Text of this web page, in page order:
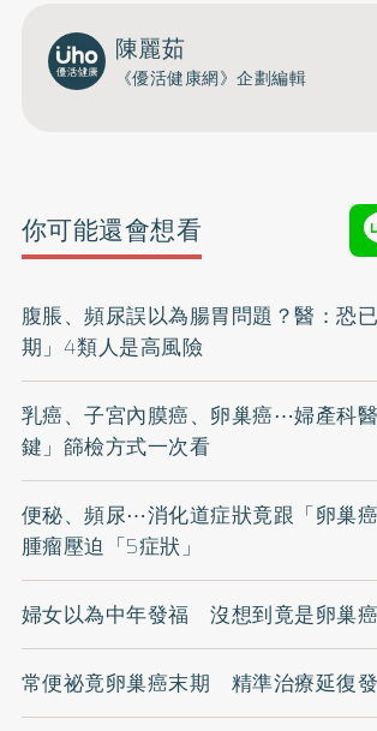
陳麗茹
《優活健康網》企劃編輯
你可能還會想看
腹脹、頻尿誤以為腸胃問題？醫：恐
期」4類人是高風險
乳癌、子宮內膜癌、卵巢癌⋯婦產科
鍵」篩檢方式一次看
便秘、頻尿⋯消化道症狀竟跟「卵巢
腫瘤壓迫「5症狀」
婦女以為中年發福 沒想到竟是卵巢
常便祕竟卵巢癌末期 精準治療延復發